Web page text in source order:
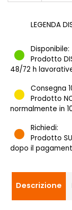
LEGENDA
Disponibile:
Prodotto
48/72 h
Consegna
Prodotto
normalmente in
Richiedi:
Prodotto
dopo il
Descrizione